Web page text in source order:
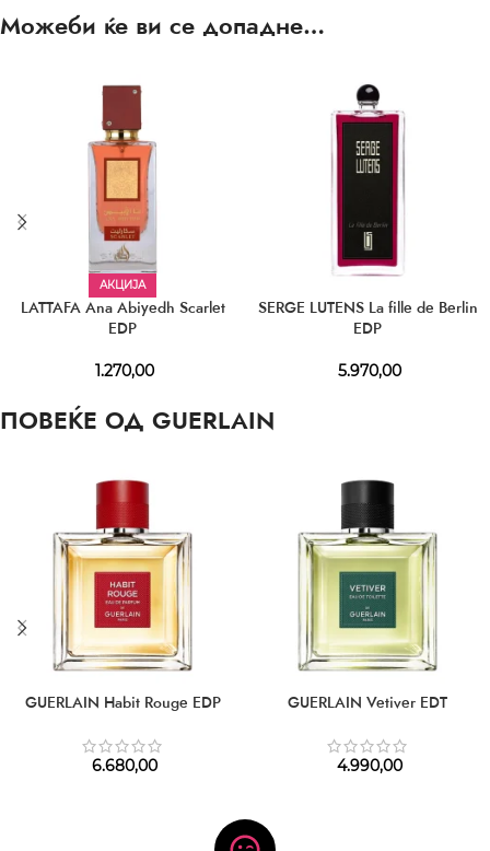
Можеби ќе ви се допадне…
АКЦИЈА
LATTAFA Ana Abiyedh Scarlet
EDP
1.270,00
SERGE LUTENS La fille de Berlin
EDP
5.970,00
ПОВЕЌЕ ОД GUERLAIN
GUERLAIN Habit Rouge EDP
6.680,00
GUERLAIN Vetiver EDT
4.990,00